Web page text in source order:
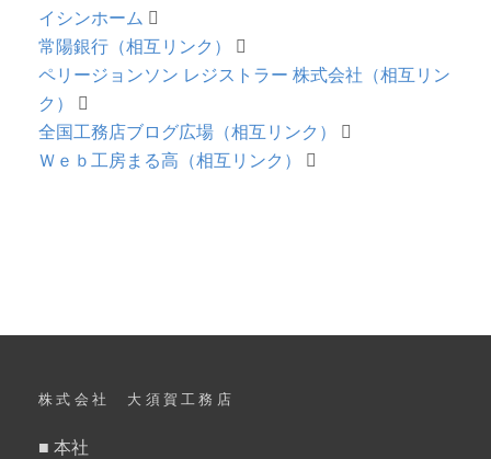
イシンホーム
常陽銀行（相互リンク）
ペリージョンソン レジストラー 株式会社（相互リン
ク）
全国工務店ブログ広場（相互リンク）
Ｗｅｂ工房まる高（相互リンク）
株式会社 大須賀工務店
■ 本社